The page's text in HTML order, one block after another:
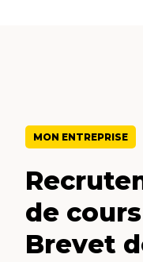
MON ENTREPRISE
de
Brevet